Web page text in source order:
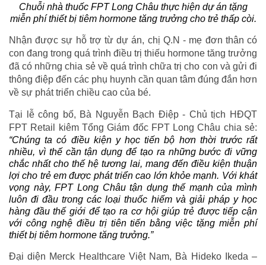
Chuỗi nhà thuốc FPT Long Châu thực hiện dự án tặng
miễn phí thiết bị tiêm hormone tăng trưởng cho trẻ thấp còi.
Nhận được sự hỗ trợ từ dự án, chị Q.N - mẹ đơn thân có
con đang trong quá trình điều trị thiếu hormone tăng trưởng
đã có những chia sẻ về quá trình chữa trị cho con và gửi đi
thông điệp đến các phụ huynh cần quan tâm đúng đắn hơn
về sự phát triển chiều cao của bé.
Tại lễ công bố, Bà Nguyễn Bạch Điệp - Chủ tịch HĐQT
FPT Retail kiêm Tổng Giám đốc FPT Long Châu chia sẻ:
“Chúng ta có điều kiện y học tiến bộ hơn thời trước rất
nhiều, vì thế cần tận dụng để tạo ra những bước đi vững
chắc nhất cho thế hệ tương lai, mang đến điều kiện thuận
lợi cho trẻ em được phát triển cao lớn khỏe mạnh. Với khát
vọng này, FPT Long Châu tận dụng thế mạnh của mình
luôn đi đầu trong các loại thuốc hiếm và giải pháp y học
hàng đầu thế giới để tạo ra cơ hội giúp trẻ được tiếp cận
với công nghệ điều trị tiên tiến bằng việc tặng miễn phí
thiết bị tiêm hormone tăng trưởng.”
Đại diện Merck Healthcare Việt Nam, Bà Hideko Ikeda –